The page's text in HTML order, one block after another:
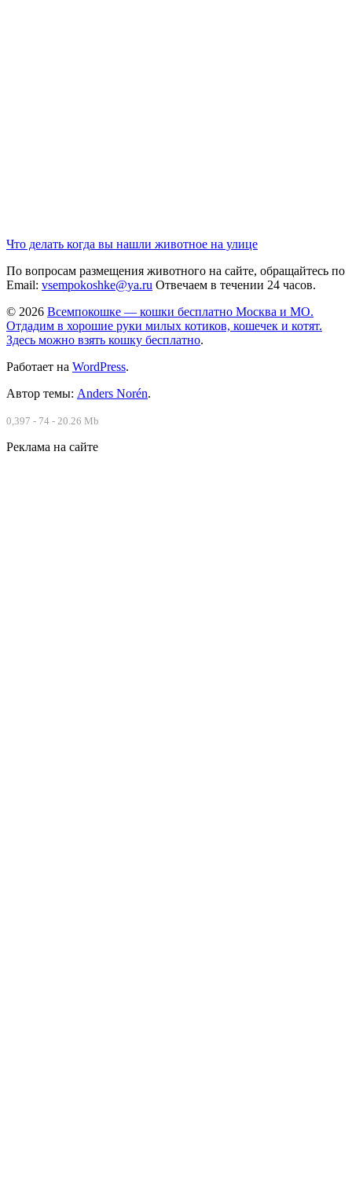
Что делать когда вы нашли животное на улице
По вопросам размещения животного на сайте, обращайтесь по
Email: vsempokoshke@ya.ru Отвечаем в течении 24 часов.
© 2026 Всемпокошке — кошки бесплатно Москва и МО.
Отдадим в хорошие руки милых котиков, кошечек и котят.
Здесь можно взять кошку бесплатно.
Работает на WordPress.
Автор темы: Anders Norén.
0,397 - 74 - 20.26 Mb
Реклама на сайте